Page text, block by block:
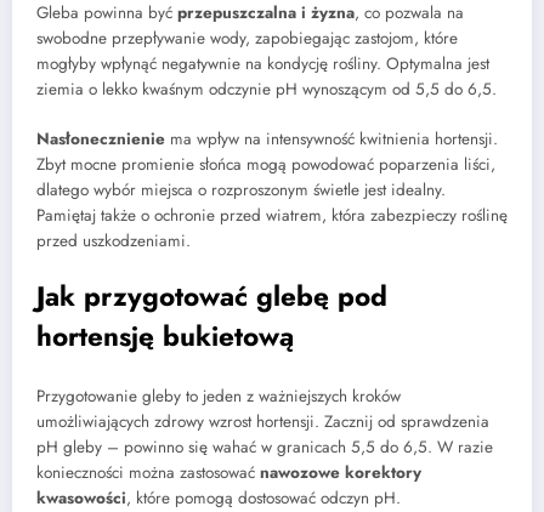
Gleba powinna być przepuszczalna i żyzna, co pozwala na
swobodne przepływanie wody, zapobiegając zastojom, które
mogłyby wpłynąć negatywnie na kondycję rośliny. Optymalna jest
ziemia o lekko kwaśnym odczynie pH wynoszącym od 5,5 do 6,5.
Nasłonecznienie ma wpływ na intensywność kwitnienia hortensji.
Zbyt mocne promienie słońca mogą powodować poparzenia liści,
dlatego wybór miejsca o rozproszonym świetle jest idealny.
Pamiętaj także o ochronie przed wiatrem, która zabezpieczy roślinę
przed uszkodzeniami.
Jak przygotować glebę pod
hortensję bukietową
Przygotowanie gleby to jeden z ważniejszych kroków
umożliwiających zdrowy wzrost hortensji. Zacznij od sprawdzenia
pH gleby – powinno się wahać w granicach 5,5 do 6,5. W razie
konieczności można zastosować nawozowe korektory
kwasowości, które pomogą dostosować odczyn pH.